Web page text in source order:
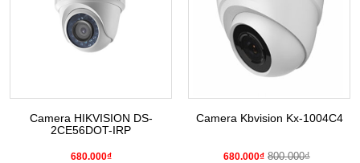
Camera HIKVISION DS-
2CE56DOT-IRP
680.000₫
Camera Kbvision Kx-1004C4
680.000₫ 800.000₫